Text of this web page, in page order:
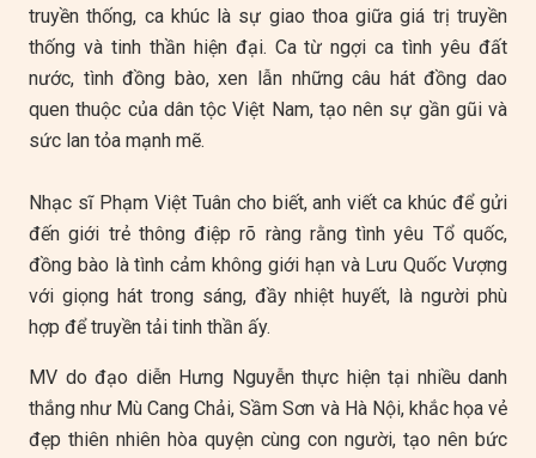
truyền thống, ca khúc là sự giao thoa giữa giá trị truyền
thống và tinh thần hiện đại. Ca từ ngợi ca tình yêu đất
nước, tình đồng bào, xen lẫn những câu hát đồng dao
quen thuộc của dân tộc Việt Nam, tạo nên sự gần gũi và
sức lan tỏa mạnh mẽ.
Nhạc sĩ Phạm Việt Tuân cho biết, anh viết ca khúc để gửi
đến giới trẻ thông điệp rõ ràng rằng tình yêu Tổ quốc,
đồng bào là tình cảm không giới hạn và Lưu Quốc Vượng
với giọng hát trong sáng, đầy nhiệt huyết, là người phù
hợp để truyền tải tinh thần ấy.
MV do đạo diễn Hưng Nguyễn thực hiện tại nhiều danh
thắng như Mù Cang Chải, Sầm Sơn và Hà Nội, khắc họa vẻ
đẹp thiên nhiên hòa quyện cùng con người, tạo nên bức